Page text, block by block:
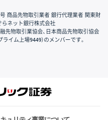
商品先物取引業者 銀行代理業者 関東財
らネット銀行株式会社
先物取引業協会、日本商品先物取引協会
イム上場9449）のメンバーです。